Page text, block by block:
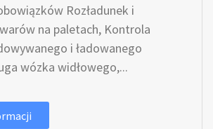
Rozładunek i
na paletach, Kontrola
i ładowanego
wózka widłowego,...